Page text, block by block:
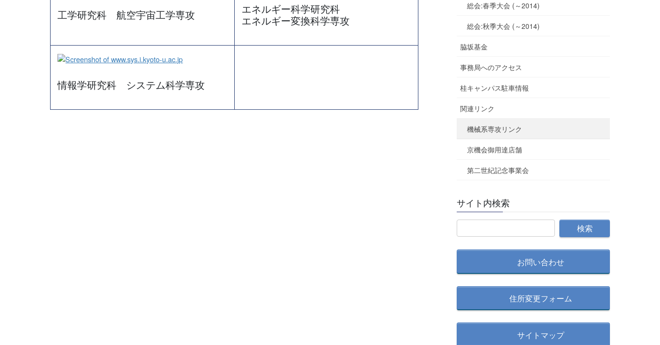
工学研究科 航空宇宙工学専攻
エネルギー科学研究科
エネルギー変換科学専攻
情報学研究科 システム科学専攻
総会:春季大会 (～2014)
総会:秋季大会 (～2014)
脇坂基金
事務局へのアクセス
桂キャンパス駐車情報
関連リンク
機械系専攻リンク
京機会御用達店舗
第二世紀記念事業会
サイト内検索
お問い合わせ
住所変更フォーム
サイトマップ